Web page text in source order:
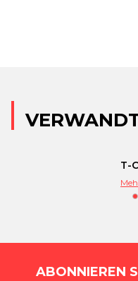
T-
ABONNIEREN